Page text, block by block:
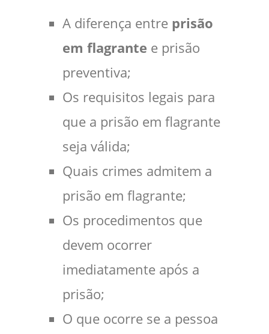
A diferença entre prisão
em flagrante e prisão
preventiva;
Os requisitos legais para
que a prisão em flagrante
seja válida;
Quais crimes admitem a
prisão em flagrante;
Os procedimentos que
devem ocorrer
imediatamente após a
prisão;
O que ocorre se a pessoa